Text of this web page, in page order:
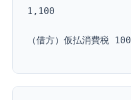
1,100
（借方）仮払消費税 100